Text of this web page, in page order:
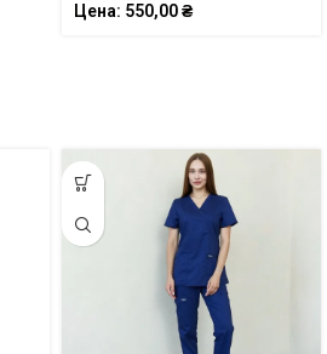
Цена: 550,00₴